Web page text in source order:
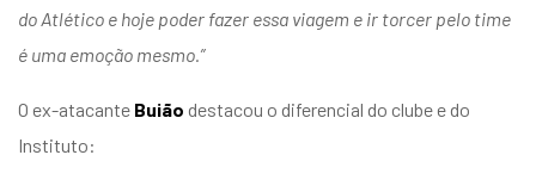
do Atlético e hoje poder fazer essa viagem e ir torcer pelo time
é uma emoção mesmo.”
O ex-atacante Buião destacou o diferencial do clube e do
Instituto: